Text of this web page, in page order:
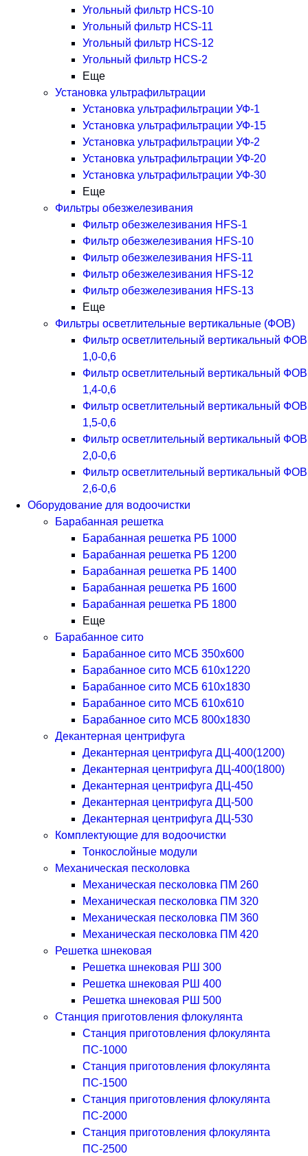
Угольный фильтр HСS-10
Угольный фильтр HСS-11
Угольный фильтр HСS-12
Угольный фильтр HСS-2
Еще
Установка ультрафильтрации
Установка ультрафильтрации УФ-1
Установка ультрафильтрации УФ-15
Установка ультрафильтрации УФ-2
Установка ультрафильтрации УФ-20
Установка ультрафильтрации УФ-30
Еще
Фильтры обезжелезивания
Фильтр обезжелезивания HFS-1
Фильтр обезжелезивания HFS-10
Фильтр обезжелезивания HFS-11
Фильтр обезжелезивания HFS-12
Фильтр обезжелезивания HFS-13
Еще
Фильтры осветлительные вертикальные (ФОВ)
Фильтр осветлительный вертикальный ФОВ
1,0-0,6
Фильтр осветлительный вертикальный ФОВ
1,4-0,6
Фильтр осветлительный вертикальный ФОВ
1,5-0,6
Фильтр осветлительный вертикальный ФОВ
2,0-0,6
Фильтр осветлительный вертикальный ФОВ
2,6-0,6
Оборудование для водоочистки
Барабанная решетка
Барабанная решетка РБ 1000
Барабанная решетка РБ 1200
Барабанная решетка РБ 1400
Барабанная решетка РБ 1600
Барабанная решетка РБ 1800
Еще
Барабанное сито
Барабанное сито МСБ 350x600
Барабанное сито МСБ 610x1220
Барабанное сито МСБ 610x1830
Барабанное сито МСБ 610x610
Барабанное сито МСБ 800x1830
Декантерная центрифуга
Декантерная центрифуга ДЦ-400(1200)
Декантерная центрифуга ДЦ-400(1800)
Декантерная центрифуга ДЦ-450
Декантерная центрифуга ДЦ-500
Декантерная центрифуга ДЦ-530
Комплектующие для водоочистки
Тонкослойные модули
Механическая песколовка
Механическая песколовка ПM 260
Механическая песколовка ПM 320
Механическая песколовка ПM 360
Механическая песколовка ПM 420
Решетка шнековая
Решетка шнековая РШ 300
Решетка шнековая РШ 400
Решетка шнековая РШ 500
Станция приготовления флокулянта
Станция приготовления флокулянта
ПС-1000
Станция приготовления флокулянта
ПС-1500
Станция приготовления флокулянта
ПС-2000
Станция приготовления флокулянта
ПС-2500